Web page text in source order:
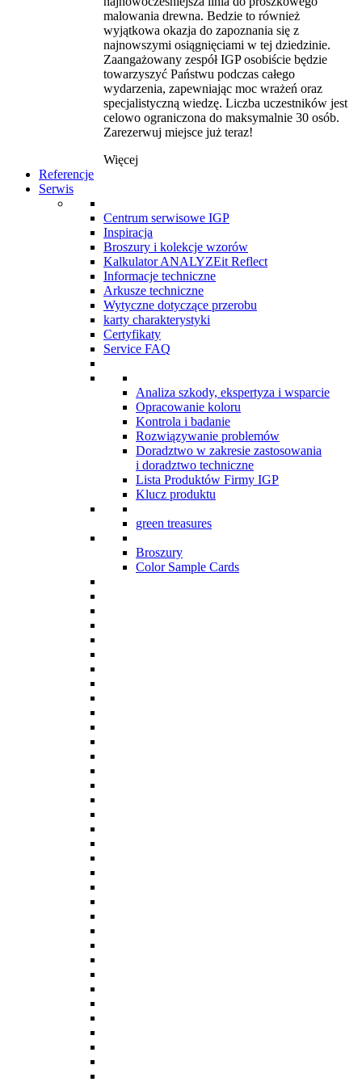
malowania drewna. Bedzie to również
wyjątkowa okazja do zapoznania się z
najnowszymi osiągnięciami w tej dziedzinie.
Zaangażowany zespół IGP osobiście będzie
towarzyszyć Państwu podczas całego
wydarzenia, zapewniając moc wrażeń oraz
specjalistyczną wiedzę. Liczba uczestników jest
celowo ograniczona do maksymalnie 30 osób.
Zarezerwuj miejsce już teraz!
Więcej
Referencje
Serwis
Centrum serwisowe IGP
Inspiracja
Broszury i kolekcje wzorów
Kalkulator ANALYZEit Reflect
Informacje techniczne
Arkusze techniczne
Wytyczne dotyczące przerobu
karty charakterystyki
Certyfikaty
Service FAQ
Analiza szkody, ekspertyza i wsparcie
Opracowanie koloru
Kontrola i badanie
Rozwiązywanie problemów
Doradztwo w zakresie zastosowania
i doradztwo techniczne
Lista Produktów Firmy IGP
Klucz produktu
green treasures
Broszury
Color Sample Cards